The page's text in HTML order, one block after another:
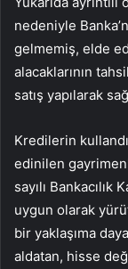
nedeniyle
gelmemiş, elde
alacaklarının
satış yapılarak
Kredilerin
edinilen
sayılı
uygun olarak
bir yaklaşıma
aldatan, hisse